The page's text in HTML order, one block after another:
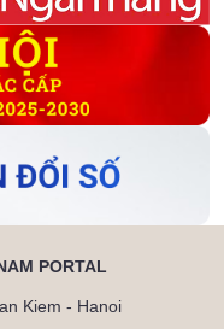
PORTAL
Kiem - Hanoi